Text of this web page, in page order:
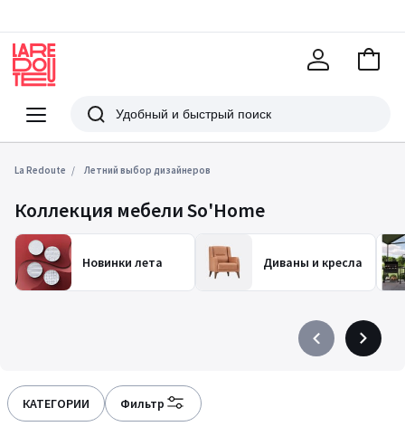
Меню
Redoute
Поиск
В
La Redoute Летний выбор дизайнеров
Коллекция мебели So'Home
Новинки лета Диваны и кресла
PrécédentSuivant
КАТЕГОРИИ Фильтр